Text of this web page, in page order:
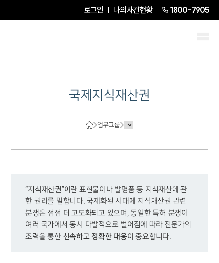
로그인 나의사건현황 1800-7905
국제지식재산권
업무그룹
“지식재산권”이란 표현물이나 발명품 등 지식재산에 관
한 권리를 말합니다. 국제화된 시대에 지식재산권 관련
분쟁은 점점 더 고도화되고 있으며, 동일한 특허 분쟁이
여러 국가에서 동시 다발적으로 벌어짐에 따라 전문가의
조력을 통한 신속하고 정확한 대응이 중요합니다.